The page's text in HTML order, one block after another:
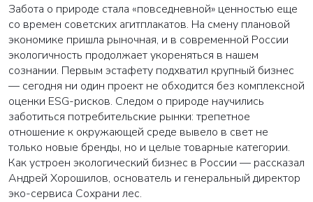
Забота о природе стала «повседневной» ценностью еще
со времен советских агитплакатов. На смену плановой
экономике пришла рыночная, и в современной России
экологичность продолжает укореняться в нашем
сознании. Первым эстафету подхватил крупный бизнес
— сегодня ни один проект не обходится без комплексной
оценки ESG-рисков. Следом о природе научились
заботиться потребительские рынки: трепетное
отношение к окружающей среде вывело в свет не
только новые бренды, но и целые товарные категории.
Как устроен экологический бизнес в России — рассказал
Андрей Хорошилов, основатель и генеральный директор
эко-сервиса Сохрани лес.